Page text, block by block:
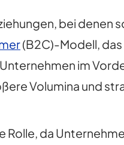
bei denen
(B2C)-Modell,
im
Volumina und
da